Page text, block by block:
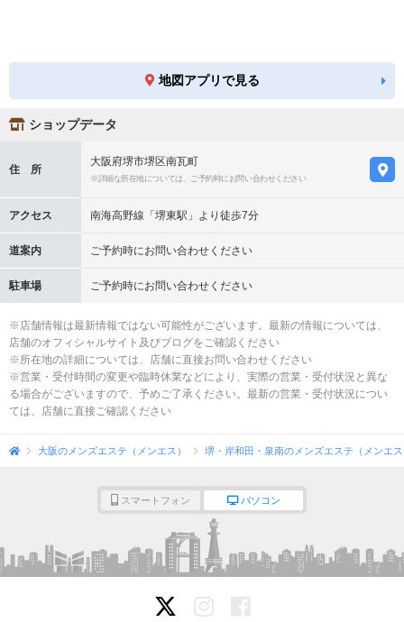
地図アプリで見る
ショップデータ
住 所
大阪府堺市堺区南瓦町
※詳細な所在地については、ご予約時にお問い合わせください
アクセス 南海高野線「堺東駅」より徒歩7分
道案内 ご予約時にお問い合わせください
駐車場 ご予約時にお問い合わせください
※店舗情報は最新情報ではない可能性がございます。最新の情報については、
店舗のオフィシャルサイト及びブログをご確認ください
※所在地の詳細については、店舗に直接お問い合わせください
※営業・受付時間の変更や臨時休業などにより、実際の営業・受付状況と異な
る場合がございますので、予めご了承ください。最新の営業・受付状況につい
ては、店舗に直接ご確認ください
大阪のメンズエステ（メンエス） 堺・岸和田・泉南のメンズエステ（メンエ
スマートフォン パソコン